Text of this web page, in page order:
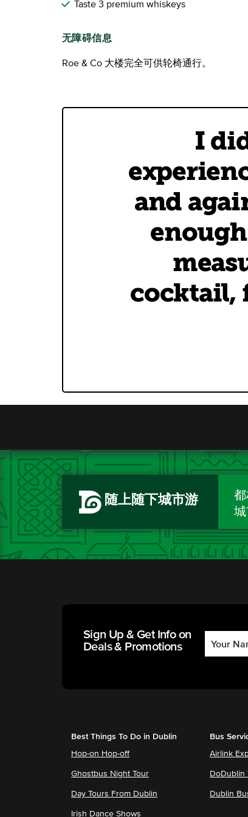
Taste 3 premium whiskeys
无障碍信息
Roe & Co 大楼完全可供轮椅通行。
I
and
cocktail,
随上随下城市游
Sign Up & Get Info on
Deals & Promotions
Best Things To Do in Dublin
Hop-on Hop-off
Ghostbus Night Tour
Day Tours From Dublin
Irish Dance Shows
Bus
Airlink
DoDublin
Dublin